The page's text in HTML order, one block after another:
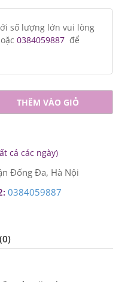
số lượng lớn vui lòng
0384059887 để
THÊM VÀO GIỎ
cả các ngày)
Đống Đa, Hà Nội
0384059887